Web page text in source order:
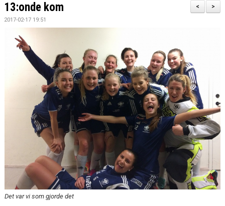
NYHETSARKIV
>
<
13:onde kom
2017-02-17 19:51
Det var vi som gjorde det